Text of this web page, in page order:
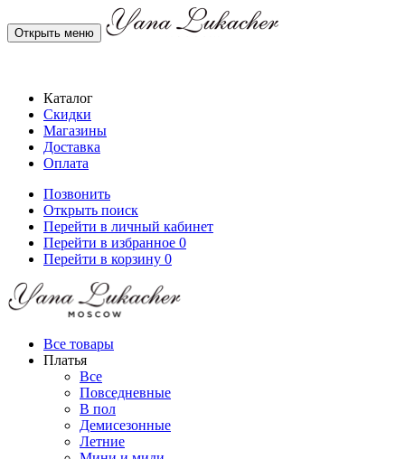
Открыть меню
Каталог
Скидки
Магазины
Доставка
Оплата
Позвонить
Открыть поиск
Перейти в личный кабинет
Перейти в избранное 0
Перейти в корзину 0
Все товары
Платья
Все
Повседневные
В пол
Демисезонные
Летние